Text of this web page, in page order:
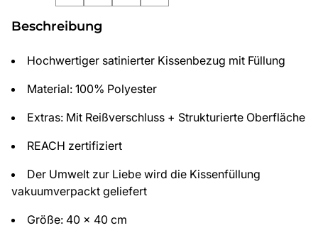
Beschreibung
Hochwertiger satinierter Kissenbezug mit Füllung
Material: 100% Polyester
Extras: Mit Reißverschluss + Strukturierte Oberfläche
REACH zertifiziert
Der Umwelt zur Liebe wird die Kissenfüllung
vakuumverpackt geliefert
Größe: 40 x 40 cm